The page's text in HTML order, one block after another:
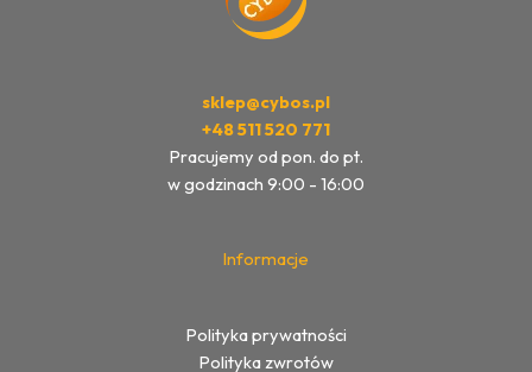
sklep@cybos.pl
+48 511 520 771
Pracujemy od pon. do pt.
w godzinach 9:00 - 16:00
Informacje
Polityka prywatności
Polityka zwrotów